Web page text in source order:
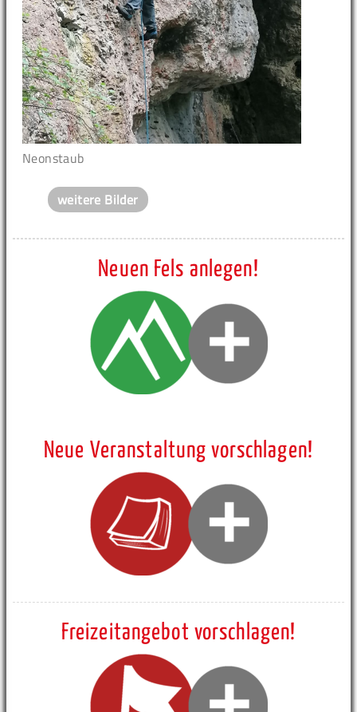
Neonstaub
weitere Bilder
Neuen Fels anlegen!
Neue Veranstaltung vorschlagen!
Freizeitangebot vorschlagen!